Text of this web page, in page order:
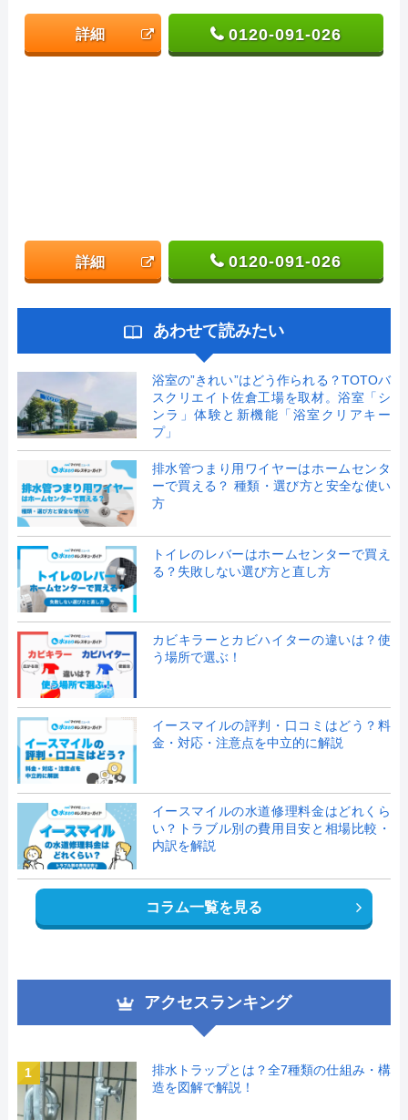
詳細 0120-091-026
詳細 0120-091-026
あわせて読みたい
浴室の”きれい”はどう作られる？TOTOバ
スクリエイト佐倉工場を取材。浴室「シ
ンラ」体験と新機能「浴室クリアキー
プ」
排水管つまり用ワイヤーはホームセンタ
ーで買える？ 種類・選び方と安全な使い
方
トイレのレバーはホームセンターで買え
る？失敗しない選び方と直し方
カビキラーとカビハイターの違いは？使
う場所で選ぶ！
イースマイルの評判・口コミはどう？料
金・対応・注意点を中立的に解説
イースマイルの水道修理料金はどれくら
い？トラブル別の費用目安と相場比較・
内訳を解説
コラム一覧を見る
アクセスランキング
1
排水トラップとは？全7種類の仕組み・構
造を図解で解説！